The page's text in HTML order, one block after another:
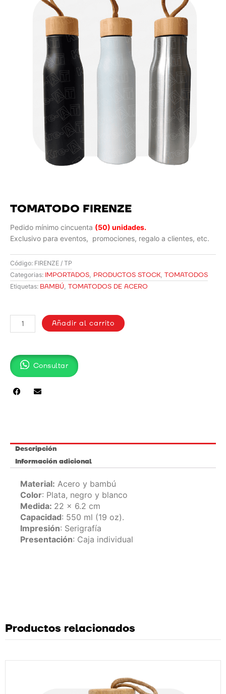
TOMATODO FIRENZE
Pedido mínimo cincuenta (50) unidades.
Exclusivo para eventos, promociones, regalo a clientes, etc.
Código: FIRENZE / TP
Categorias: IMPORTADOS, PRODUCTOS STOCK, TOMATODOS
Etiquetas: BAMBÚ, TOMATODOS DE ACERO
FIRENZE
cantidad
Añadir al carrito
Consultar
Descripción
Información adicional
Material: Acero y bambú
Color: Plata, negro y blanco
Medida: 22 x 6.2 cm
Capacidad: 550 ml (19 oz).
Impresión: Serigrafía
Presentación: Caja individual
Productos relacionados